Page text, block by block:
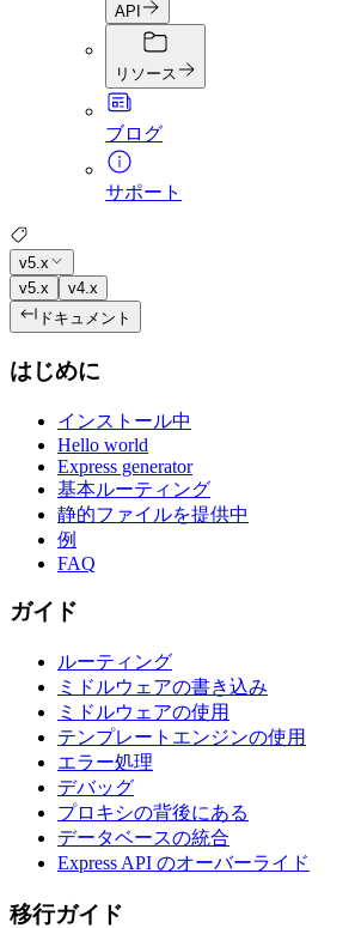
API
リソース
ブログ
サポート
v5.x
v5.x
v4.x
ドキュメント
はじめに
インストール中
Hello world
Express generator
基本ルーティング
静的ファイルを提供中
例
FAQ
ガイド
ルーティング
ミドルウェアの書き込み
ミドルウェアの使用
テンプレートエンジンの使用
エラー処理
デバッグ
プロキシの背後にある
データベースの統合
Express API のオーバーライド
移行ガイド